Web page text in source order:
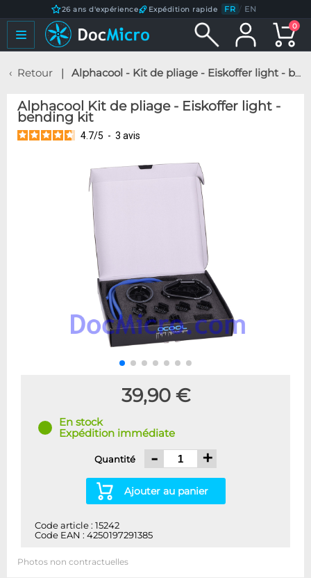
26 ans d'expérience Expédition rapide FR / EN
0
Retour Alphacool - Kit de pliage - Eiskoffer light - bending kit
Alphacool Kit de pliage - Eiskoffer light -
bending kit
4.7/5 - 3 avis
39,90 €
En stock
Expédition immédiate
Quantité - +
Ajouter au panier
Code article : 15242
Code EAN : 4250197291385
Photos non contractuelles